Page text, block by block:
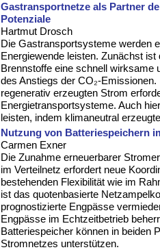
Gastransportnetze als Partner
Potenziale
Hartmut Drosch
Die Gastransportsysteme werden
Energiewende leisten. Zunächst
Brennstoffe eine schnell wirksame
des Anstiegs der CO₂-
regenerativ erzeugten Strom
Energietransportsysteme. Auch
leisten, indem klimaneutral
Nutzung von Batteriespeichern
Carmen Exner
Die Zunahme erneuerbarer
im Verteilnetz erfordert neue
bestehenden Flexibilität wie im
ist das quotenbasierte
prognostizierte Engpässe
Engpässe im Echtzeitbetrieb
Batteriespeicher können in beiden
Stromnetzes unterstützen.